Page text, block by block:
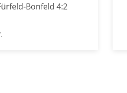
Bonfeld 4:2